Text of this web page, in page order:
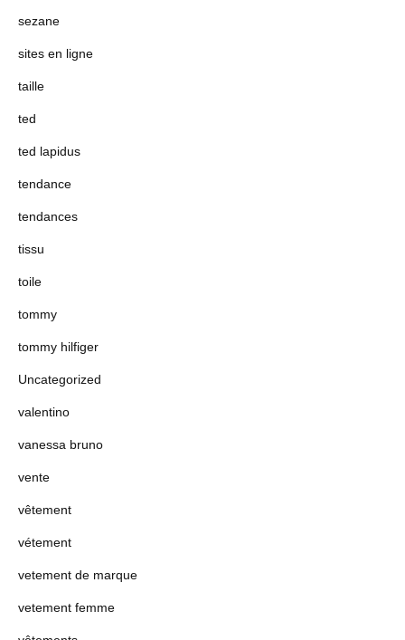
sezane
sites en ligne
taille
ted
ted lapidus
tendance
tendances
tissu
toile
tommy
tommy hilfiger
Uncategorized
valentino
vanessa bruno
vente
vêtement
vétement
vetement de marque
vetement femme